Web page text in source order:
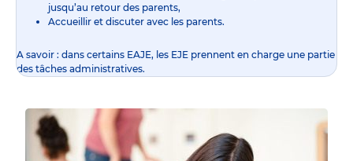
jusqu’au retour des parents,
Accueillir et discuter avec les parents.
A savoir : dans certains EAJE, les EJE prennent en charge une partie
des tâches administratives.